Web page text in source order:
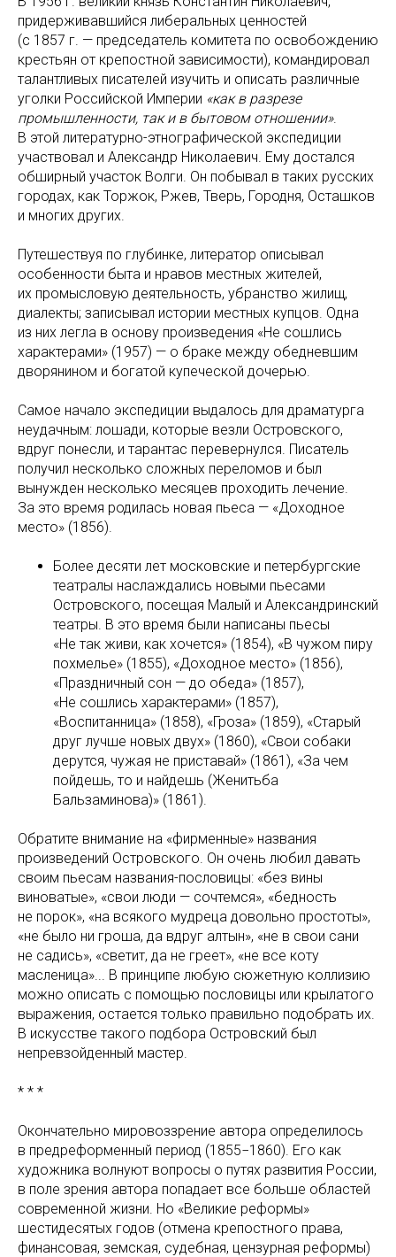
придерживавшийся либеральных ценностей
(с 1857 г. — председатель комитета по освобождению
крестьян от крепостной зависимости), командировал
талантливых писателей изучить и описать различные
уголки Российской Империи «как в разрезе
промышленности, так и в бытовом отношении».
В этой литературно-этнографической экспедиции
участвовал и Александр Николаевич. Ему достался
обширный участок Волги. Он побывал в таких русских
городах, как Торжок, Ржев, Тверь, Городня, Осташков
и многих других.
Путешествуя по глубинке, литератор описывал
особенности быта и нравов местных жителей,
их промысловую деятельность, убранство жилищ,
диалекты; записывал истории местных купцов. Одна
из них легла в основу произведения «Не сошлись
характерами» (1957) — о браке между обедневшим
дворянином и богатой купеческой дочерью.
Самое начало экспедиции выдалось для драматурга
неудачным: лошади, которые везли Островского,
вдруг понесли, и тарантас перевернулся. Писатель
получил несколько сложных переломов и был
вынужден несколько месяцев проходить лечение.
За это время родилась новая пьеса — «Доходное
место» (1856).
Более десяти лет московские и петербургские
театралы наслаждались новыми пьесами
Островского, посещая Малый и Александринский
театры. В это время были написаны пьесы
«Не так живи, как хочется» (1854), «В чужом пиру
похмелье» (1855), «Доходное место» (1856),
«Праздничный сон — до обеда» (1857),
«Не сошлись характерами» (1857),
«Воспитанница» (1858), «Гроза» (1859), «Старый
друг лучше новых двух» (1860), «Свои собаки
дерутся, чужая не приставай» (1861), «За чем
пойдешь, то и найдешь (Женитьба
Бальзаминова)» (1861).
Обратите внимание на «фирменные» названия
произведений Островского. Он очень любил давать
своим пьесам названия-пословицы: «без вины
виноватые», «свои люди — сочтемся», «бедность
не порок», «на всякого мудреца довольно простоты»,
«не было ни гроша, да вдруг алтын», «не в свои сани
не садись», «светит, да не греет», «не все коту
масленица»... В принципе любую сюжетную коллизию
можно описать с помощью пословицы или крылатого
выражения, остается только правильно подобрать их.
В искусстве такого подбора Островский был
непревзойденный мастер.
* * *
Окончательно мировоззрение автора определилось
в предреформенный период (1855−1860). Его как
художника волнуют вопросы о путях развития России,
в поле зрения автора попадает все больше областей
современной жизни. Но «Великие реформы»
шестидесятых годов (отмена крепостного права,
финансовая, земская, судебная, цензурная реформы)